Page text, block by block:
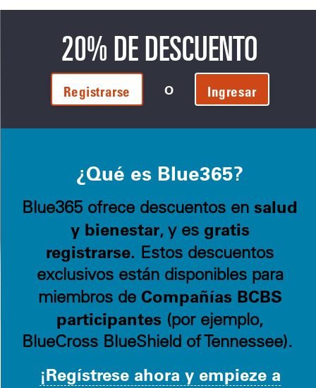
20% DE DESCUENTO
Registrarse O Ingresar
¿Qué es Blue365?
Blue365 ofrece descuentos ensalud
y bienestar, y es gratis
registrarse. Estos descuentos
exclusivos están disponibles para
miembros de Compañías BCBS
participantes(por ejemplo,
BlueCross BlueShield of Tennessee).
¡Regístrese ahora y empieze a